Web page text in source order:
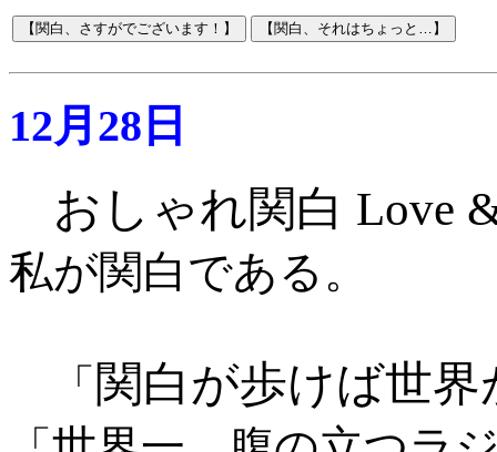
12月28日
おしゃれ関白 Love
私が関白である。
「 関白が歩けば世界